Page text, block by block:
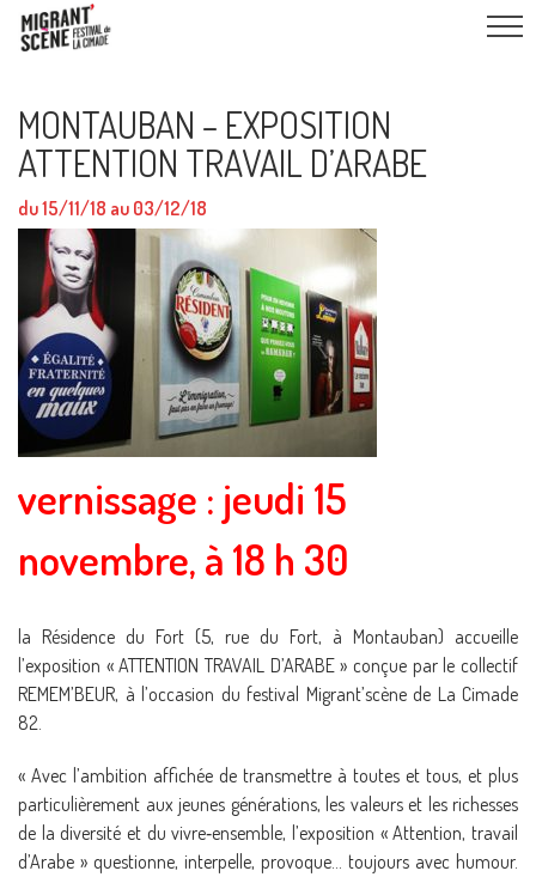
MONTAUBAN – EXPOSITION
ATTENTION TRAVAIL D’ARABE
du 15/11/18 au 03/12/18
vernissage : jeudi 15
novembre, à 18 h 30
la Résidence du Fort (5, rue du Fort, à Montauban) accueille
l’exposition « ATTENTION TRAVAIL D’ARABE » conçue par le collectif
REMEM’BEUR, à l’occasion du festival Migrant’scène de La Cimade
82.
« Avec l’ambition affichée de transmettre à toutes et tous, et plus
particulièrement aux jeunes générations, les valeurs et les richesses
de la diversité et du vivre‐ensemble, l’exposition « Attention, travail
d’Arabe » questionne, interpelle, provoque… toujours avec humour.